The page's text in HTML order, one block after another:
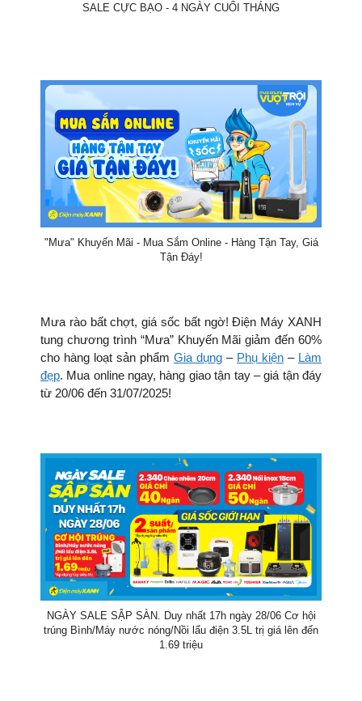
SALE CỰC BẠO - 4 NGÀY CUỐI THÁNG
"Mưa" Khuyến Mãi - Mua Sắm Online - Hàng Tận Tay, Giá
Tận Đáy!
Mưa rào bất chợt, giá sốc bất ngờ! Điện Máy XANH
tung chương trình “Mưa” Khuyến Mãi giảm đến 60%
cho hàng loạt sản phẩm Gia dụng – Phụ kiện – Làm
đẹp. Mua online ngay, hàng giao tận tay – giá tận đáy
từ 20/06 đến 31/07/2025!
NGÀY SALE SẬP SÀN. Duy nhất 17h ngày 28/06 Cơ hội
trúng Bình/Máy nước nóng/Nồi lẩu điện 3.5L trị giá lên đến
1.69 triệu